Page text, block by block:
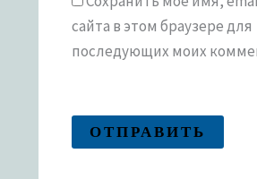
сайта в этом браузере для
последующих моих